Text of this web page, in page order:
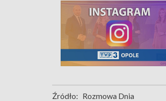
Źródło: Rozmowa Dnia